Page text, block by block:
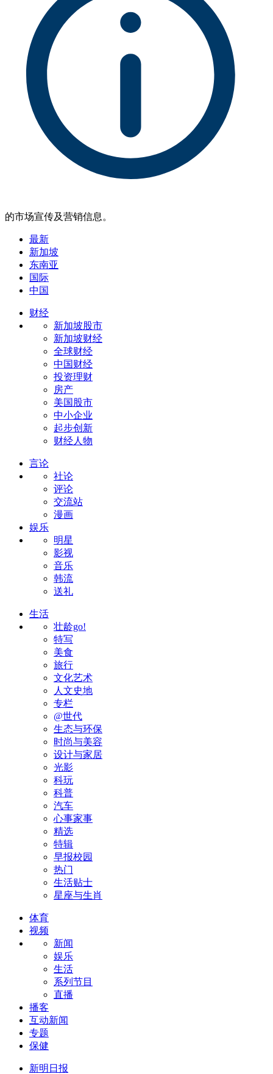
的市场宣传及营销信息。
最新
新加坡
东南亚
国际
中国
财经
新加坡股市
新加坡财经
全球财经
中国财经
投资理财
房产
美国股市
中小企业
起步创新
财经人物
言论
社论
评论
交流站
漫画
娱乐
明星
影视
音乐
韩流
送礼
生活
壮龄go!
特写
美食
旅行
文化艺术
人文史地
专栏
@世代
生态与环保
时尚与美容
设计与家居
光影
科玩
科普
汽车
心事家事
精选
特辑
早报校园
热门
生活贴士
星座与生肖
体育
视频
新闻
娱乐
生活
系列节目
直播
播客
互动新闻
专题
保健
新明日报